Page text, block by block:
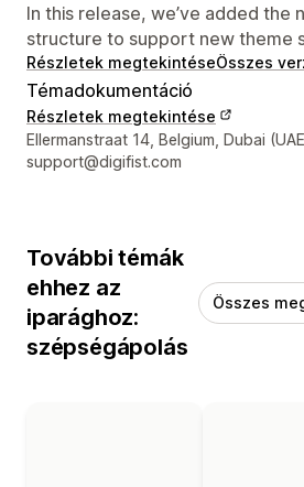
In this release, we’ve added the
structure to support new theme
Részletek megtekintéseÖsszes
Témadokumentáció
Részletek megtekintése
Dizájner kapcsolattartási adatai
Ellermanstraat 14, Belgium, Dubai
support@digifist.com
További témák
ehhez az
iparághoz:
szépségápolás
Összes